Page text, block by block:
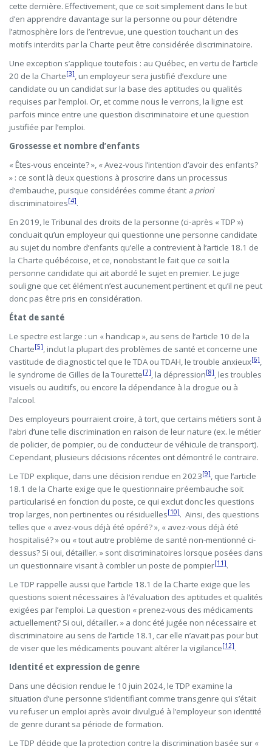
cette dernière. Effectivement, que ce soit simplement dans le but
d’en apprendre davantage sur la personne ou pour détendre
l’atmosphère lors de l’entrevue, une question touchant un des
motifs interdits par la Charte peut être considérée discriminatoire.
Une exception s’applique toutefois : au Québec, en vertu de l’article
20 de la Charte[3], un employeur sera justifié d’exclure une
candidate ou un candidat sur la base des aptitudes ou qualités
requises par l’emploi. Or, et comme nous le verrons, la ligne est
parfois mince entre une question discriminatoire et une question
justifiée par l’emploi.
Grossesse et nombre d’enfants
« Êtes-vous enceinte? », « Avez-vous l’intention d’avoir des enfants?
» : ce sont là deux questions à proscrire dans un processus
d’embauche, puisque considérées comme étant a priori
discriminatoires[4].
En 2019, le Tribunal des droits de la personne (ci-après « TDP »)
concluait qu’un employeur qui questionne une personne candidate
au sujet du nombre d’enfants qu’elle a contrevient à l’article 18.1 de
la Charte québécoise, et ce, nonobstant le fait que ce soit la
personne candidate qui ait abordé le sujet en premier. Le juge
souligne que cet élément n’est aucunement pertinent et qu’il ne peut
donc pas être pris en considération.
État de santé
Le spectre est large : un « handicap », au sens de l’article 10 de la
Charte[5], inclut la plupart des problèmes de santé et concerne une
vastitude de diagnostic tel que le TDA ou TDAH, le trouble anxieux[6],
le syndrome de Gilles de la Tourette[7], la dépression[8], les troubles
visuels ou auditifs, ou encore la dépendance à la drogue ou à
l’alcool.
Des employeurs pourraient croire, à tort, que certains métiers sont à
l’abri d’une telle discrimination en raison de leur nature (ex. le métier
de policier, de pompier, ou de conducteur de véhicule de transport).
Cependant, plusieurs décisions récentes ont démontré le contraire.
Le TDP explique, dans une décision rendue en 2023[9], que l’article
18.1 de la Charte exige que le questionnaire préembauche soit
particularisé en fonction du poste, ce qui exclut donc les questions
trop larges, non pertinentes ou résiduelles[10]. Ainsi, des questions
telles que « avez-vous déjà été opéré? », « avez-vous déjà été
hospitalisé? » ou « tout autre problème de santé non-mentionné ci-
dessus? Si oui, détailler. » sont discriminatoires lorsque posées dans
un questionnaire visant à combler un poste de pompier[11].
Le TDP rappelle aussi que l’article 18.1 de la Charte exige que les
questions soient nécessaires à l’évaluation des aptitudes et qualités
exigées par l’emploi. La question « prenez-vous des médicaments
actuellement? Si oui, détailler. » a donc été jugée non nécessaire et
discriminatoire au sens de l’article 18.1, car elle n’avait pas pour but
de viser que les médicaments pouvant altérer la vigilance[12].
Identité et expression de genre
Dans une décision rendue le 10 juin 2024, le TDP examine la
situation d’une personne s’identifiant comme transgenre qui s’était
vu refuser un emploi après avoir divulgué à l’employeur son identité
de genre durant sa période de formation.
Le TDP décide que la protection contre la discrimination basée sur «